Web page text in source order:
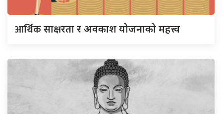
आर्थिकसाक्षरता र अवकाश योजनाको महत्त्व